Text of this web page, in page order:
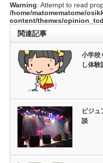
Warning: Attempt to read
/home/matomematome/
content/themes/
関連記事
小学校
し体験
ビジュ
談